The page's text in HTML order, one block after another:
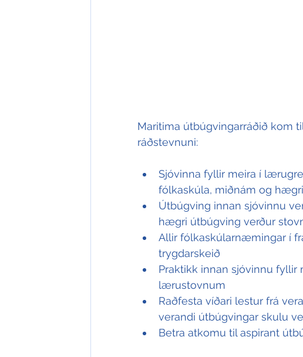
Maritima útbúgvingarráðið kom
ráðstevnuni:
Sjóvinna fyllir meira í
fólkaskúla, miðnám og
Útbúgving innan sjóvinnu
hægri útbúgving verður
Allir fólkaskúlarnæmingar í
trygdarskeið
Praktikk innan sjóvinnu
lærustovnum
Raðfesta víðari lestur frá
verandi útbúgvingar skulu
Betra atkomu til aspirant